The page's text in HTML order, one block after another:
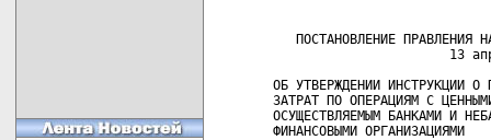
ПОСТАНОВЛЕНИЕ ПРАВЛЕНИЯ
13
ОБ УТВЕРЖДЕНИИ ИНСТРУКЦИИ О
ЗАТРАТ ПО ОПЕРАЦИЯМ С
ОСУЩЕСТВЛЯЕМЫМ БАНКАМИ И
ФИНАНСОВЫМИ ОРГАНИЗАЦИЯМИ